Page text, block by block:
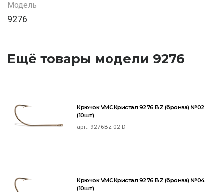
Модель
9276
Ещё товары модели 9276
Крючок VMC Кристал 9276 BZ (бронза) №02
(10шт)
арт.: 9276BZ-02-D
Крючок VMC Кристал 9276 BZ (бронза) №04
(10шт)